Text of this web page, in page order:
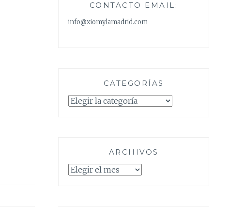
CONTACTO EMAIL:
info@xiomylamadrid.com
CATEGORÍAS
Categorías
ARCHIVOS
Archivos